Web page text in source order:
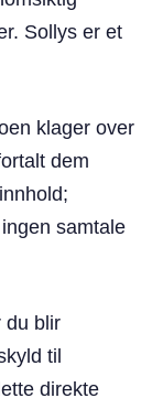
Sollys er et
klager over
dem
samtale
du blir
til
direkte